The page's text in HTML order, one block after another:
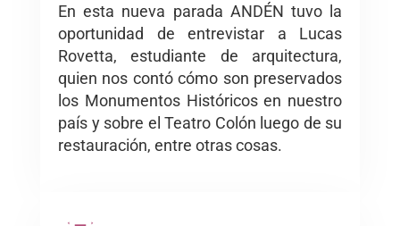
En esta nueva parada ANDÉN tuvo la
oportunidad de entrevistar a Lucas
Rovetta, estudiante de arquitectura,
quien nos contó cómo son preservados
los Monumentos Históricos en nuestro
país y sobre el Teatro Colón luego de su
restauración, entre otras cosas.